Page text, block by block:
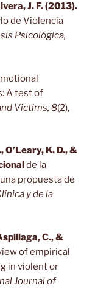
J. F. (2013).
de Violencia
Psicológica,
A test of
Victims, 8(2),
O’Leary, K. D., &
de la
propuesta de
y de la
C., &
of empirical
in violent or
Journal of